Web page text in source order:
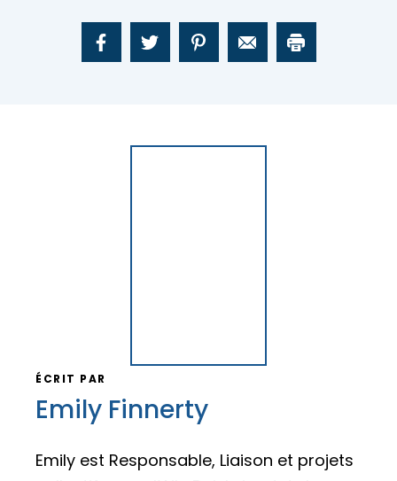
ÉCRIT PAR
Emily Finnerty
Emily est Responsable, Liaison et projets